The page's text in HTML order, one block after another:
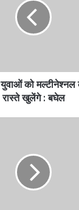
को मल्टीनेश्नल
रास्ते खुलेंगे : बघेल